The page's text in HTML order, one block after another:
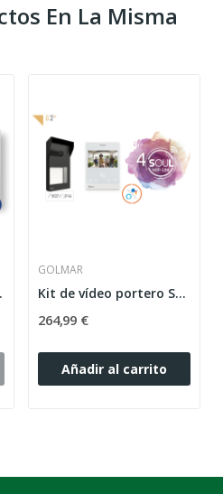
En La Misma
GOLMAR
Kit de vídeo portero Soul de 1 línea con Wi-Fi...
264,99 €
Añadir al carrito